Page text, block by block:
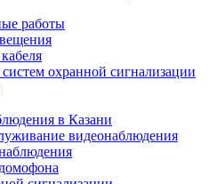
работы
охранной сигнализации
в Казани
видеонаблюдения